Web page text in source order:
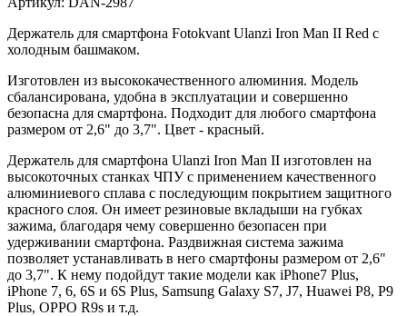
Держатель для смартфона Fotokvant Ulanzi Iron Man II Red с
холодным башмаком.
Изготовлен из высококачественного алюминия. Модель
сбалансирована, удобна в эксплуатации и совершенно
безопасна для смартфона. Подходит для любого смартфона
размером от 2,6" до 3,7". Цвет - красный.
Держатель для смартфона Ulanzi Iron Man II изготовлен на
высокоточных станках ЧПУ с применением качественного
алюминиевого сплава с последующим покрытием защитного
красного слоя. Он имеет резиновые вкладыши на губках
зажима, благодаря чему совершенно безопасен при
удерживании смартфона. Раздвижная система зажима
позволяет устанавливать в него смартфоны размером от 2,6"
до 3,7". К нему подойдут такие модели как iPhone7 Plus,
iPhone 7, 6, 6S и 6S Plus, Samsung Galaxy S7, J7, Huawei P8, P9
Plus, OPPO R9s и т.д.